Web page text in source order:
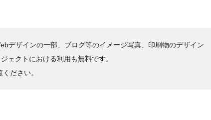
デザインの一部、ブログ等のイメージ写真、印刷物のデザイン
ェクトにおける利用も無料です。
ください。